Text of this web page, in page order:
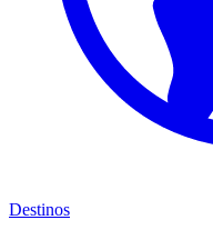
Destinos